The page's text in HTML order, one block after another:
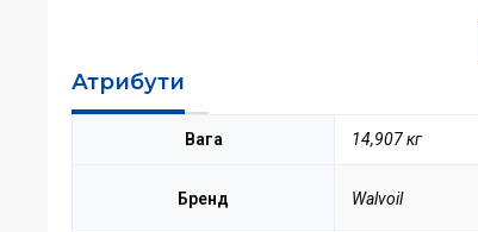
Атрибути
Вага 14,907 кг
Бренд Walvoil